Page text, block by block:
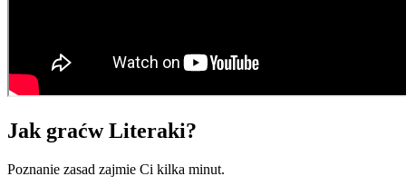
Jak graćw Literaki?
Poznanie zasad zajmie Ci kilka minut.